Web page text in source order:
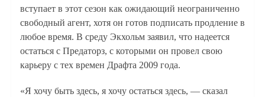
вступает в этот сезон как ожидающий неограниченно
свободный агент, хотя он готов подписать продление в
любое время. В среду Экхольм заявил, что надеется
остаться с Предаторз, с которыми он провел свою
карьеру с тех времен Драфта 2009 года.
«Я хочу быть здесь, я хочу остаться здесь, — сказал